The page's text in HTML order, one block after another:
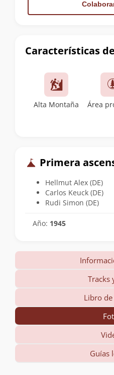
Características
Alta Montaña Área
Primera
Hellmut Alex (DE)
Carlos Keuck (DE)
Rudi Simon (DE)
Año: 1945
Tracks
Libro
Guías